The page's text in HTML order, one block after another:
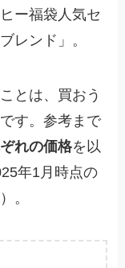
ー福袋人気セ
レンド」。
とは、買おう
す。参考まで
れの価格を以
年1月時点の
。